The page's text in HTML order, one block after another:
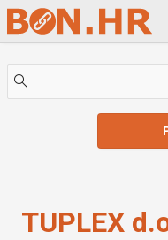
Skip to Main Content
TUPLEX